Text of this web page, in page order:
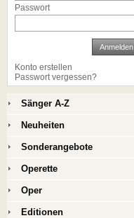
Passwort
Anmelden
Konto erstellen
Passwort vergessen?
Sänger A-Z
Neuheiten
Sonderangebote
Operette
Oper
Editionen